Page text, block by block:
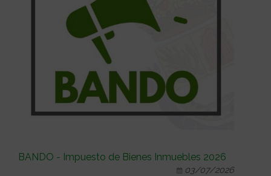
BANDO - Impuesto de Bienes Inmuebles 2026
03/07/2026